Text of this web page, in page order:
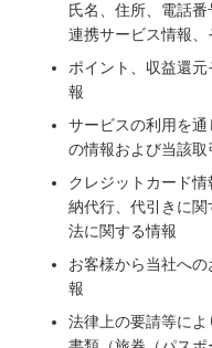
氏名、住所、電話
連携サービス情報
ポイント、収益還
報
サービスの利用を
の情報および当該
クレジットカード
納代行、代引きに
法に関する情報
お客様から当社へ
報
法律上の要請等に